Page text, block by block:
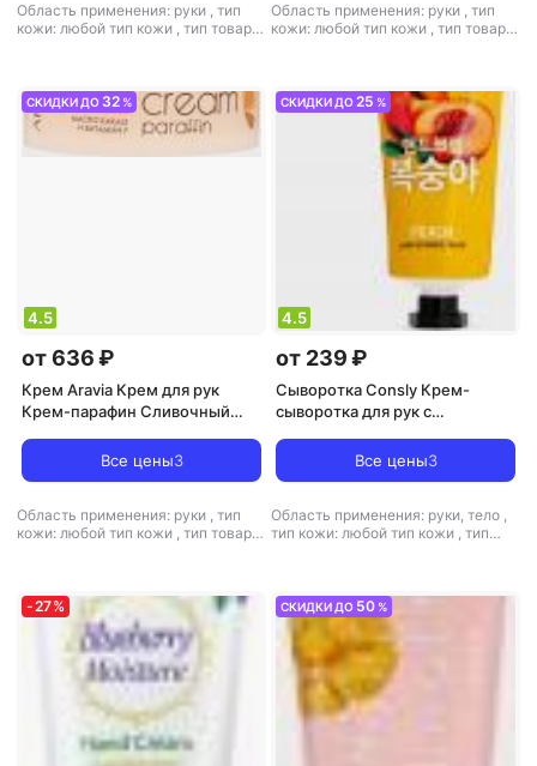
Область применения: руки , тип
кожи: любой тип кожи , тип товара:
Область применения: руки , тип
кожи: любой тип кожи , тип товара:
СКИДКИ ДО 32 %
4.5
от 636 ₽
Крем Aravia Крем для рук
Крем-парафин Сливочный
витамином FВсе цены3
Область применения: руки , тип
кожи: любой тип кожи , тип товара:
СКИДКИ ДО25 %
4.5
от 239 ₽
Сыворотка Consly Крем-
сыворотка для рук с
Peach Hand Essence Cream,
100ml
Все цены3
Область применения: руки, тело ,
тип кожи: любой тип кожи , тип
-27% СКИДКИ ДО 50 %